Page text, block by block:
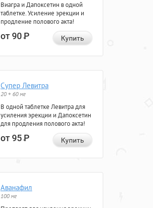
Виагра и Дапоксетин в одной
таблетке. Усиление эрекции и
продление полового акта!
от 90Р Купить
Супер Левитра
20 + 60 мг
В одной таблетке Левитра для
усиления эрекции и Дапоксетин
для продления полового акта!
от 95Р Купить
Аванафил
100 мг